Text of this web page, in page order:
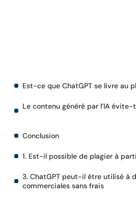
Est-ce que ChatGPT se livre au
Le contenu généré par l’IA
Conclusion
1. Est-il possible de plagier à
3. ChatGPT peut-il être utilisé à
commerciales sans frais